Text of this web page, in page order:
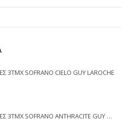
3ΤΜΧ SOFRANO CIELO GUY LAROCHE
ΣΕΤ ΠΕΤΣΕΤΕΣ 3ΤΜΧ SOFRANO ANTHRACITE GUY LAROCHE